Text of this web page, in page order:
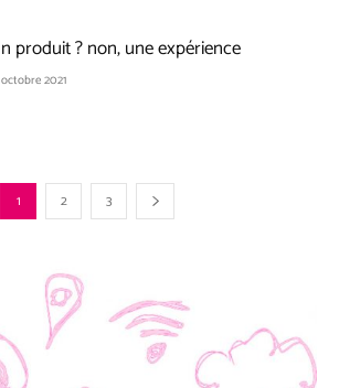
produit ? non, une expérience
2021
1 2 3